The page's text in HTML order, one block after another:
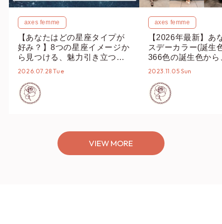
axes femme
【あなたはどの星座タイプが
好み？】8つの星座イメージか
ら見つける、魅力引き立つス
タイリング♡
2026.07.28 Tue
axes femme
【2026年最新】あ
スデーカラー(誕生
366色の誕生色から
誕生色、バースデ
2023.11.05 Sun
VIEW MORE